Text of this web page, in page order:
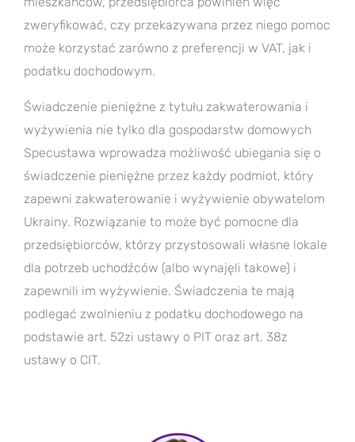
zweryfikować, czy przekazywana przez niego pomoc
może korzystać zarówno z preferencji w VAT, jak i
podatku dochodowym.
Świadczenie pieniężne z tytułu zakwaterowania i
wyżywienia nie tylko dla gospodarstw domowych
Specustawa wprowadza możliwość ubiegania się o
świadczenie pieniężne przez każdy podmiot, który
zapewni zakwaterowanie i wyżywienie obywatelom
Ukrainy. Rozwiązanie to może być pomocne dla
przedsiębiorców, którzy przystosowali własne lokale
dla potrzeb uchodźców (albo wynajęli takowe) i
zapewnili im wyżywienie. Świadczenia te mają
podlegać zwolnieniu z podatku dochodowego na
podstawie art. 52zi ustawy o PIT oraz art. 38z
ustawy o CIT.